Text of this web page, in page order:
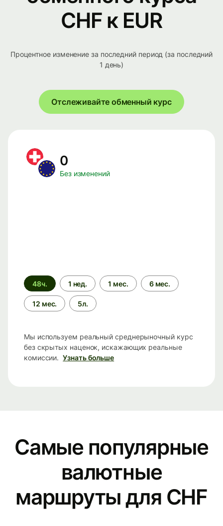
CHF к EUR
Процентное изменение за последний период (за последний
1 день)
Отслеживайте обменный курс
0
Без изменений
Период
времени
48ч. 1 нед. 1 мес. 6 мес.
12 мес. 5л.
Мы используем реальный среднерыночный курс
без скрытых наценок, искажающих реальные
комиссии. Узнать больше
Самые популярные
валютные
маршруты для CHF